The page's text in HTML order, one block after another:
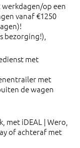
werkdagen/op een
vanaf €1250
bezorging!),
met
met
de wagen
met iDEAL | Wero,
of achteraf met